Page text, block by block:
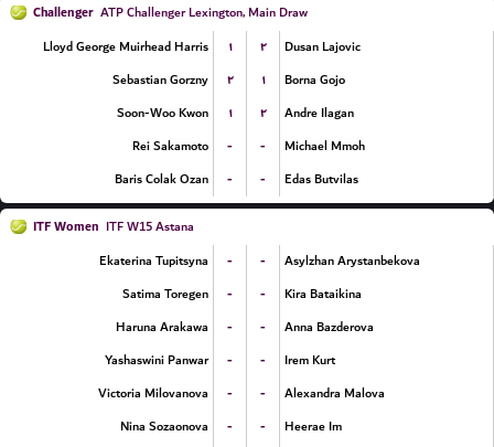
Challenger ATP Challenger Lexington, Main Draw
Lloyd George Muirhead Harris
۱ ۲
Dusan Lajovic
Sebastian Gorzny
۲ ۱
Borna Gojo
Soon-Woo Kwon
۱ ۲
Andre Ilagan
Rei Sakamoto
- -
Michael Mmoh
Baris Colak Ozan
- - Edas Butvilas
ITF Women ITF W15 Astana
Ekaterina Tupitsyna
- -
Asylzhan Arystanbekova
Satima Toregen
- -
Kira Bataikina
Haruna Arakawa
- -
Anna Bazderova
Yashaswini Panwar
- -
Irem Kurt
Victoria Milovanova
- -
Alexandra Malova
Nina Sozaonova
- -
Heerae Im